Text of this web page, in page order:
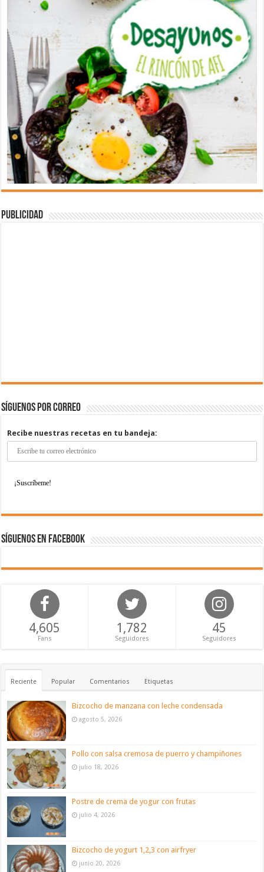
Publicidad
Síguenos por correo
Recibe nuestras recetas en tu bandeja:
Síguenos en Facebook
4,605
Fans
1,782
Seguidores
45
Seguidores
Reciente Popular Comentarios Etiquetas
Bizcocho de manzana con leche condensada
agosto 5, 2026
Pollo con salsa cremosa de puerro y champiñones
julio 18, 2026
Postre de crema de yogur con frutas
julio 4, 2026
Bizcocho de yogurt 1,2,3 con airfryer
junio 20, 2026